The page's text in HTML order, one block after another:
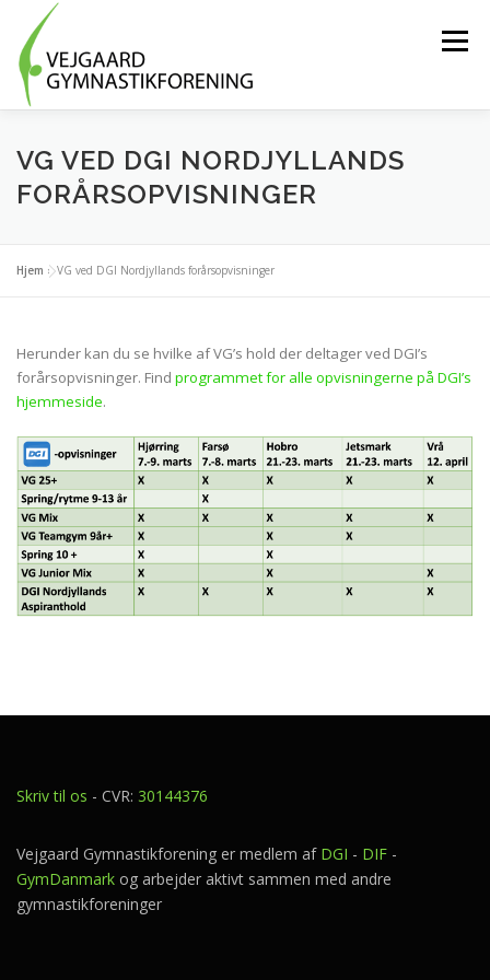
indhold
Menu
HOLD OG AKTIVITETER BLIV FRIVILLIG
VG VED DGI NORDJYLLANDS
FORÅRSOPVISNINGER
Hjem »VG ved DGI Nordjyllands forårsopvisninger
Herunder kan du se hvilke af VG’s hold der deltager ved DGI’s
forårsopvisninger. Find programmet for alle opvisningerne på DGI’s
hjemmeside.
Skriv til os - CVR: 30144376
Vejgaard Gymnastikforening er medlem af DGI - DIF -
GymDanmark og arbejder aktivt sammen med andre
gymnastikforeninger